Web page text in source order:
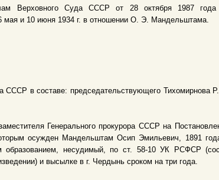
Верховного Суда СССР от 28 октября 1987
и 10 июня 1934 г. в отношении О. Э. Мандельштама.
в составе: председательствующего Тихомирнова
Генерального пpoкурoрa СССР на
осужден Мандельштам Осип Эмильевич, 1891
несудимый, по ст. 58-10 УК РСФСР
и высылке в г. Чердынь сроком на три года.